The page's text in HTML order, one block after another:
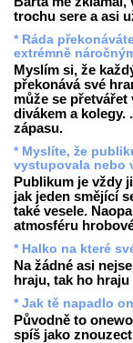
trochu sere a asi
* Ráda
extrémně
Myslím si, že
překonává své
může se
divákem a kolegy.
zápasu.
* Myslíte, že
vystupovala nebo
Publikum je vždy
jak jeden smějící
také vesele.
atmosféru
* Halko na které
Na žádné asi
hraju, tak ho hraju
* Jak tě napadlo
Původně to
spíš jako